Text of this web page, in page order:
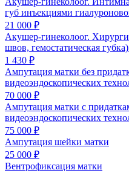
губ инъекциями
21 000 ₽
Акушер-гинеколоог.
швов, гемостатическая
1 430 ₽
Ампутация матки без
видеоэндоскопических
70 000 ₽
Ампутация матки с
видеоэндоскопических
75 000 ₽
Ампутация шейки матки
25 000 ₽
Вентрофиксация матки